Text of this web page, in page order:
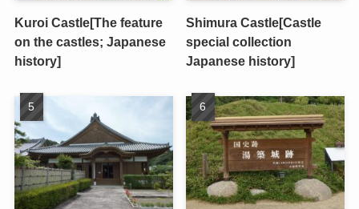
Kuroi Castle[The feature
on the castles; Japanese
history]
Shimura Castle[Castle
special collection
Japanese history]